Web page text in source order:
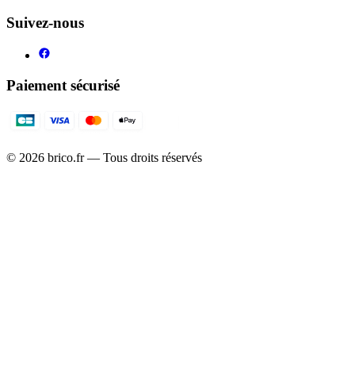
Suivez-nous
Paiement sécurisé
© 2026 brico.fr — Tous droits réservés